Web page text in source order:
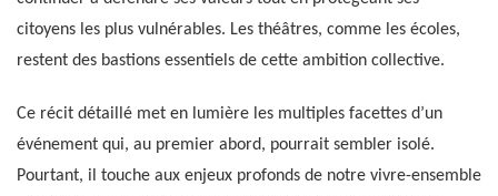
citoyens les plus vulnérables. Les théâtres, comme les écoles,
restent des bastions essentiels de cette ambition collective.
Ce récit détaillé met en lumière les multiples facettes d’un
événement qui, au premier abord, pourrait sembler isolé.
Pourtant, il touche aux enjeux profonds de notre vivre-ensemble